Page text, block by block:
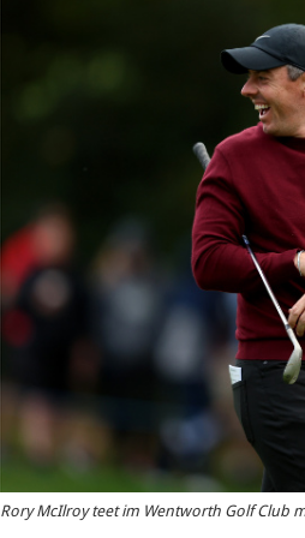
Rory McIlroy teet im Wentworth Golf Club